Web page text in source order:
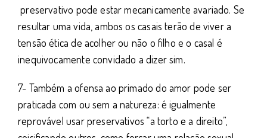
preservativo pode estar mecanicamente avariado. Se
resultar uma vida, ambos os casais terão de viver a
tensão ética de acolher ou não o filho e o casal é
inequivocamente convidado a dizer sim.
7- Também a ofensa ao primado do amor pode ser
praticada com ou sem a natureza: é igualmente
reprovável usar preservativos “a torto e a direito”,